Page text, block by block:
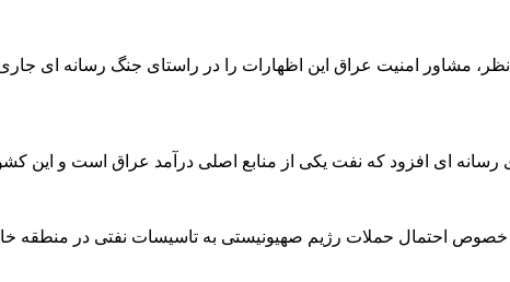
نظر، مشاور امنیت عراق این اظهارات را در راستای جنگ رسانه
ای افزود که نفت یکی از منابع اصلی درآمد عراق است و این
خصوص احتمال حملات رژیم صهیونیستی به تاسیسات نفتی در